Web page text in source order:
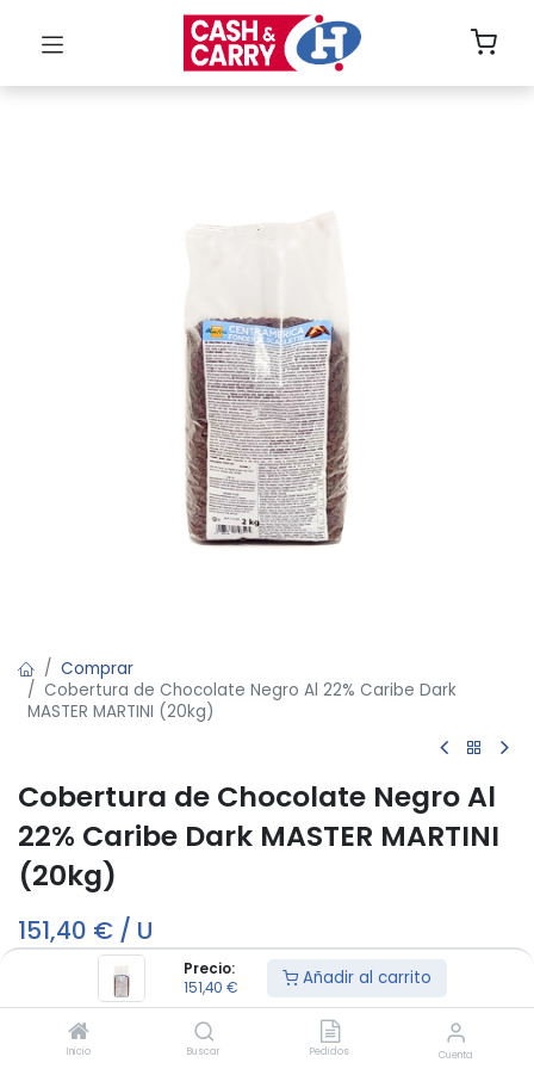
Precio:
151,40 € Añadir al carrito
Inicio Buscar Pedidos Cuenta
Comprar
Cobertura de Chocolate Negro Al 22% Caribe Dark
MASTER MARTINI (20kg)
Cobertura de Chocolate Negro Al
22% Caribe Dark MASTER MARTINI
(20kg)
151,40 € / U
Fuera de stock
Reciba una notificación cuando vuelva a estar disponible